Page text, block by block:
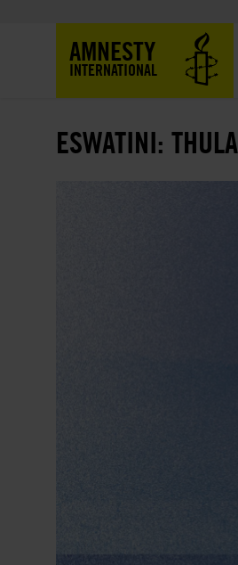
AMNESTY
INTERNATIONAL
ESWATINI: